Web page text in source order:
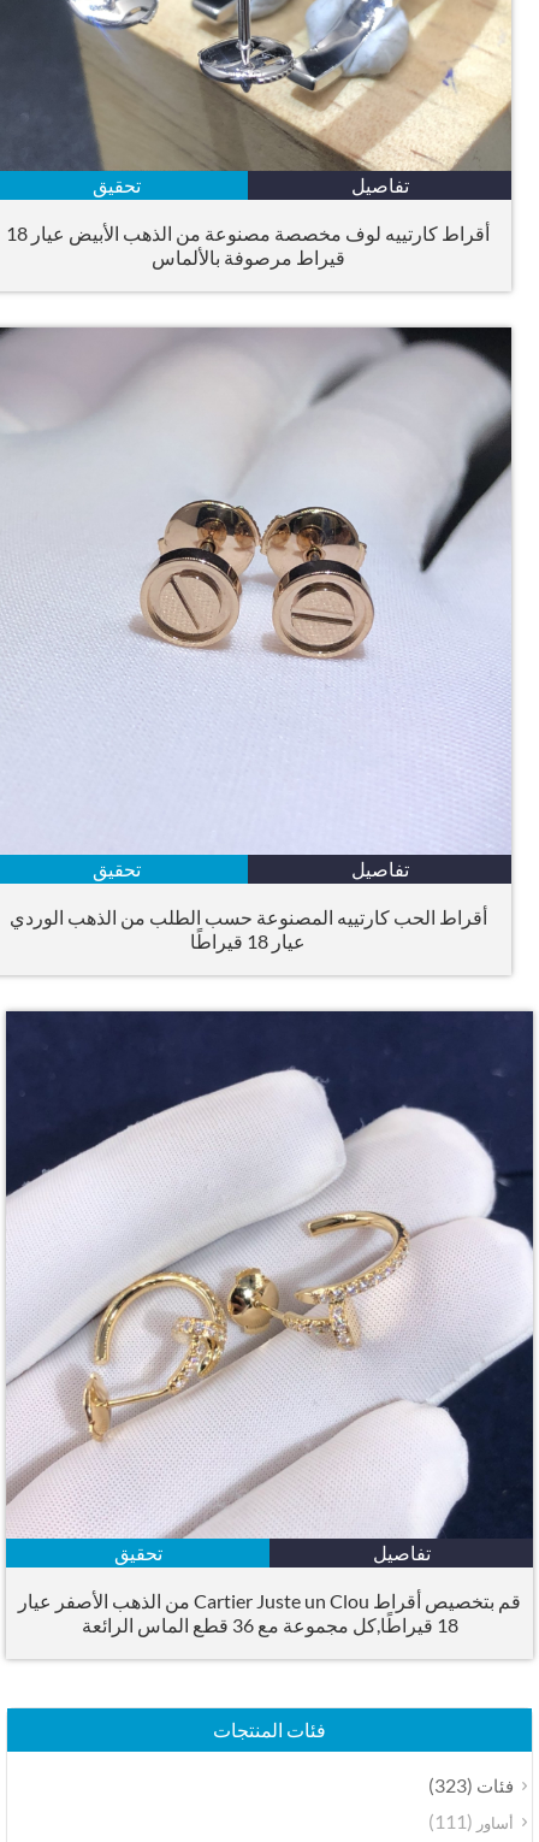
تفاصيل تحقيق
أقراط كارتييه لوف مخصصة مصنوعة من الذهب الأبيض عيار 18
قيراط مرصوفة بالألماس
تفاصيل تحقيق
أقراط الحب كارتييه المصنوعة حسب الطلب من الذهب الوردي
عيار 18 قيراطًا
تفاصيل تحقيق
قم بتخصيص أقراط Cartier Juste un Clou من الذهب الأصفر عيار
18 قيراطًا,كل مجموعة مع 36 قطع الماس الرائعة
فئات المنتجات
فئات(323)
أساور(111)